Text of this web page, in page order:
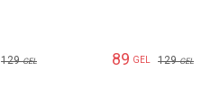
129GEL 89 GEL 129GEL